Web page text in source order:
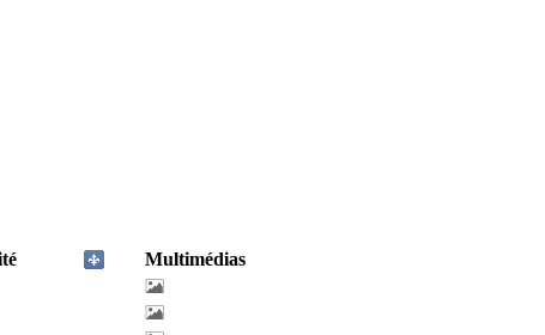
Multimédias